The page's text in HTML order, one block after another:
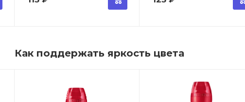
Как поддержать яркость цвета